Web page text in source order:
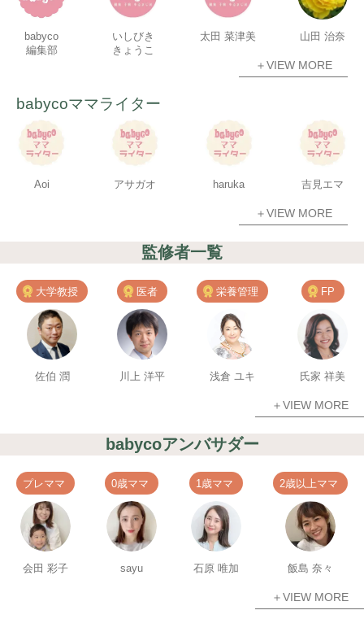
babyco
編集部
いしびき
きょうこ
太田 菜津美 山田 治奈
＋VIEW MORE
babycoママライター
Aoi アサガオ haruka 吉見エマ
＋VIEW MORE
監修者一覧
大学教授
佐伯 潤
医者
川上 洋平
栄養管理
浅倉 ユキ
FP
氏家 祥美
＋VIEW MORE
babycoアンバサダー
プレママ
会田 彩子
0歳ママ
sayu
1歳ママ
石原 唯加
2歳以上ママ
飯島 奈々
＋VIEW MORE